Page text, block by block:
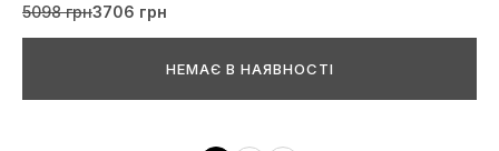
5098 грн3706 грн
НЕМАЄ В НАЯВНОСТІ